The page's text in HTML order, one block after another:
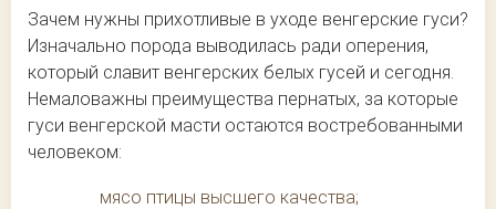
Зачем нужны прихотливые в уходе венгерские гуси?
Изначально порода выводилась ради оперения,
который славит венгерских белых гусей и сегодня.
Немаловажны преимущества пернатых, за которые
гуси венгерской масти остаются востребованными
человеком:
мясо птицы высшего качества;